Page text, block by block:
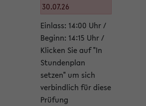
30.07.26
Einlass: 14:00 Uhr /
Beginn: 14:15 Uhr /
Klicken Sie auf "In
Stundenplan
setzen" um sich
verbindlich für diese
Prüfung